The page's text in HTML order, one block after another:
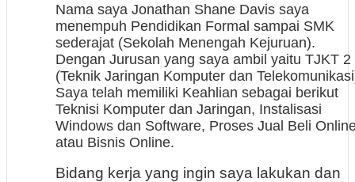
Nama saya Jonathan Shane Davis saya
menempuh Pendidikan Formal sampai SMK
sederajat (Sekolah Menengah Kejuruan).
Dengan Jurusan yang saya ambil yaitu TJKT 2
(Teknik Jaringan Komputer dan
Saya telah memiliki Keahlian sebagai berikut
Teknisi Komputer dan Jaringan, Instalisasi
Windows dan Software, Proses Jual Beli
atau Bisnis Online.
Bidang kerja yang ingin saya lakukan dan